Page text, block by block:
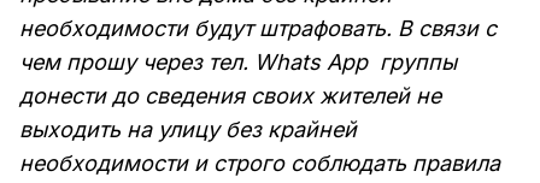
необходимости будут штрафовать. В связи с
чем прошу через тел. Whats App группы
донести до сведения своих жителей не
выходить на улицу без крайней
необходимости и строго соблюдать правила